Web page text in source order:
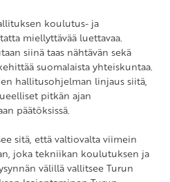
koulutus- ja
miellyttävää luettavaa.
siinä taas nähtävän sekä
suomalaista yhteiskuntaa.
hallitusohjelman linjaus siitä,
pitkän ajan
päätöksissä.
sitä, että valtiovalta viimein
joka tekniikan koulutuksen ja
välillä vallitsee Turun